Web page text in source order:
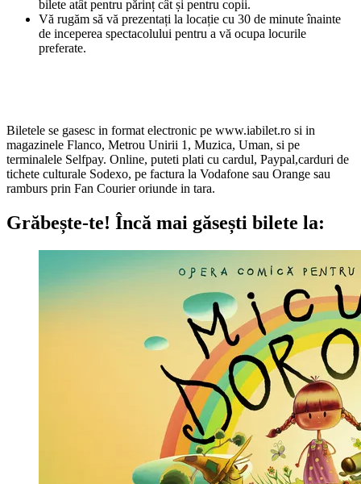
bilete atât pentru părinț cât și pentru copii.
Vă rugăm să vă prezentați la locație cu 30 de minute înainte
de inceperea spectacolului pentru a vă ocupa locurile
preferate.
Biletele se gasesc in format electronic pe www.iabilet.ro si in
magazinele Flanco, Metrou Unirii 1, Muzica, Uman, si pe
terminalele Selfpay. Online, puteti plati cu cardul, Paypal,carduri de
tichete culturale Sodexo, pe factura la Vodafone sau Orange sau
ramburs prin Fan Courier oriunde in tara.
Grăbește-te! Încă mai găsești bilete la: